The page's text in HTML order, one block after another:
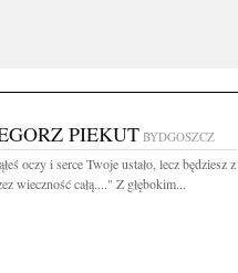
PIEKUT BYDGOSZCZ
oczy i serce Twoje ustało, lecz będziesz z
wieczność całą...." Z głębokim...